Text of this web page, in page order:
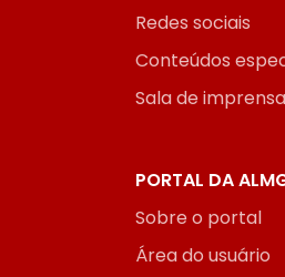
Redes sociais
Conteúdos
Sala de imprensa
PORTAL DA
Sobre o portal
Área do usuário